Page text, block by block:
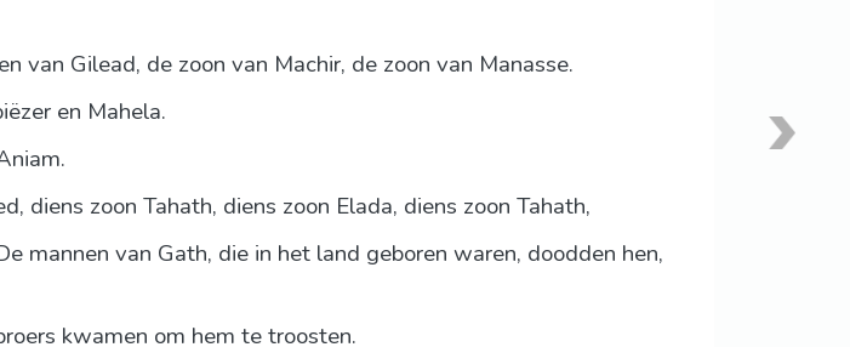
van Gilead, de zoon van Machir, de zoon van Manasse.
en Mahela.
diens zoon Tahath, diens zoon Elada, diens zoon Tahath,
mannen van Gath, die in het land geboren waren, doodden hen,
kwamen om hem te troosten.